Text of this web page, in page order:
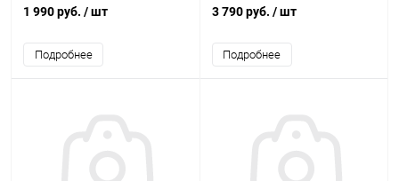
1 990 руб. / шт
Подробнее
3 790 руб. / шт
Подробнее